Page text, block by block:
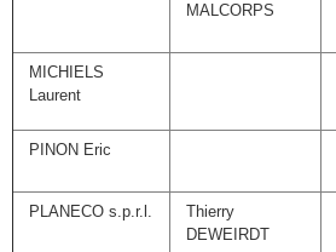
MALCORPS
MICHIELS
Laurent
PINON Eric
PLANECO s.p.r.l.
Thierry
DEWEIRDT